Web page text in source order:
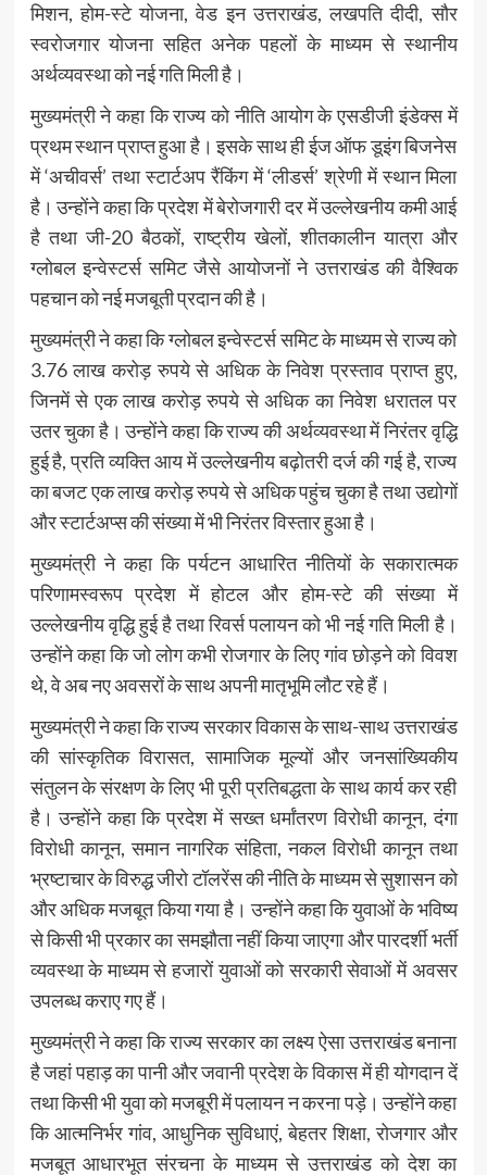
मिशन, होम-स्टे योजना, वेड इन उत्तराखंड, लखपति दीदी, सौर
स्वरोजगार योजना सहित अनेक पहलों के माध्यम से स्थानीय
अर्थव्यवस्था को नई गति मिली है।
मुख्यमंत्री ने कहा कि राज्य को नीति आयोग के एसडीजी इंडेक्स में
प्रथम स्थान प्राप्त हुआ है। इसके साथ ही ईज ऑफ डूइंग बिजनेस
में ‘अचीवर्स’ तथा स्टार्टअप रैंकिंग में ‘लीडर्स’ श्रेणी में स्थान मिला
है। उन्होंने कहा कि प्रदेश में बेरोजगारी दर में उल्लेखनीय कमी आई
है तथा जी-20 बैठकों, राष्ट्रीय खेलों, शीतकालीन यात्रा और
ग्लोबल इन्वेस्टर्स समिट जैसे आयोजनों ने उत्तराखंड की वैश्विक
पहचान को नई मजबूती प्रदान की है।
मुख्यमंत्री ने कहा कि ग्लोबल इन्वेस्टर्स समिट के माध्यम से राज्य को
3.76 लाख करोड़ रुपये से अधिक के निवेश प्रस्ताव प्राप्त हुए,
जिनमें से एक लाख करोड़ रुपये से अधिक का निवेश धरातल पर
उतर चुका है। उन्होंने कहा कि राज्य की अर्थव्यवस्था में निरंतर वृद्धि
हुई है, प्रति व्यक्ति आय में उल्लेखनीय बढ़ोतरी दर्ज की गई है, राज्य
का बजट एक लाख करोड़ रुपये से अधिक पहुंच चुका है तथा उद्योगों
और स्टार्टअप्स की संख्या में भी निरंतर विस्तार हुआ है।
मुख्यमंत्री ने कहा कि पर्यटन आधारित नीतियों के सकारात्मक
परिणामस्वरूप प्रदेश में होटल और होम-स्टे की संख्या में
उल्लेखनीय वृद्धि हुई है तथा रिवर्स पलायन को भी नई गति मिली है।
उन्होंने कहा कि जो लोग कभी रोजगार के लिए गांव छोड़ने को विवश
थे, वे अब नए अवसरों के साथ अपनी मातृभूमि लौट रहे हैं।
मुख्यमंत्री ने कहा कि राज्य सरकार विकास के साथ-साथ उत्तराखंड
की सांस्कृतिक विरासत, सामाजिक मूल्यों और जनसांख्यिकीय
संतुलन के संरक्षण के लिए भी पूरी प्रतिबद्धता के साथ कार्य कर रही
है। उन्होंने कहा कि प्रदेश में सख्त धर्मांतरण विरोधी कानून, दंगा
विरोधी कानून, समान नागरिक संहिता, नकल विरोधी कानून तथा
भ्रष्टाचार के विरुद्ध जीरो टॉलरेंस की नीति के माध्यम से सुशासन को
और अधिक मजबूत किया गया है। उन्होंने कहा कि युवाओं के भविष्य
से किसी भी प्रकार का समझौता नहीं किया जाएगा और पारदर्शी भर्ती
व्यवस्था के माध्यम से हजारों युवाओं को सरकारी सेवाओं में अवसर
उपलब्ध कराए गए हैं।
मुख्यमंत्री ने कहा कि राज्य सरकार का लक्ष्य ऐसा उत्तराखंड बनाना
है जहां पहाड़ का पानी और जवानी प्रदेश के विकास में ही योगदान दें
तथा किसी भी युवा को मजबूरी में पलायन न करना पड़े। उन्होंने कहा
कि आत्मनिर्भर गांव, आधुनिक सुविधाएं, बेहतर शिक्षा, रोजगार और
मजबूत आधारभूत संरचना के माध्यम से उत्तराखंड को देश का